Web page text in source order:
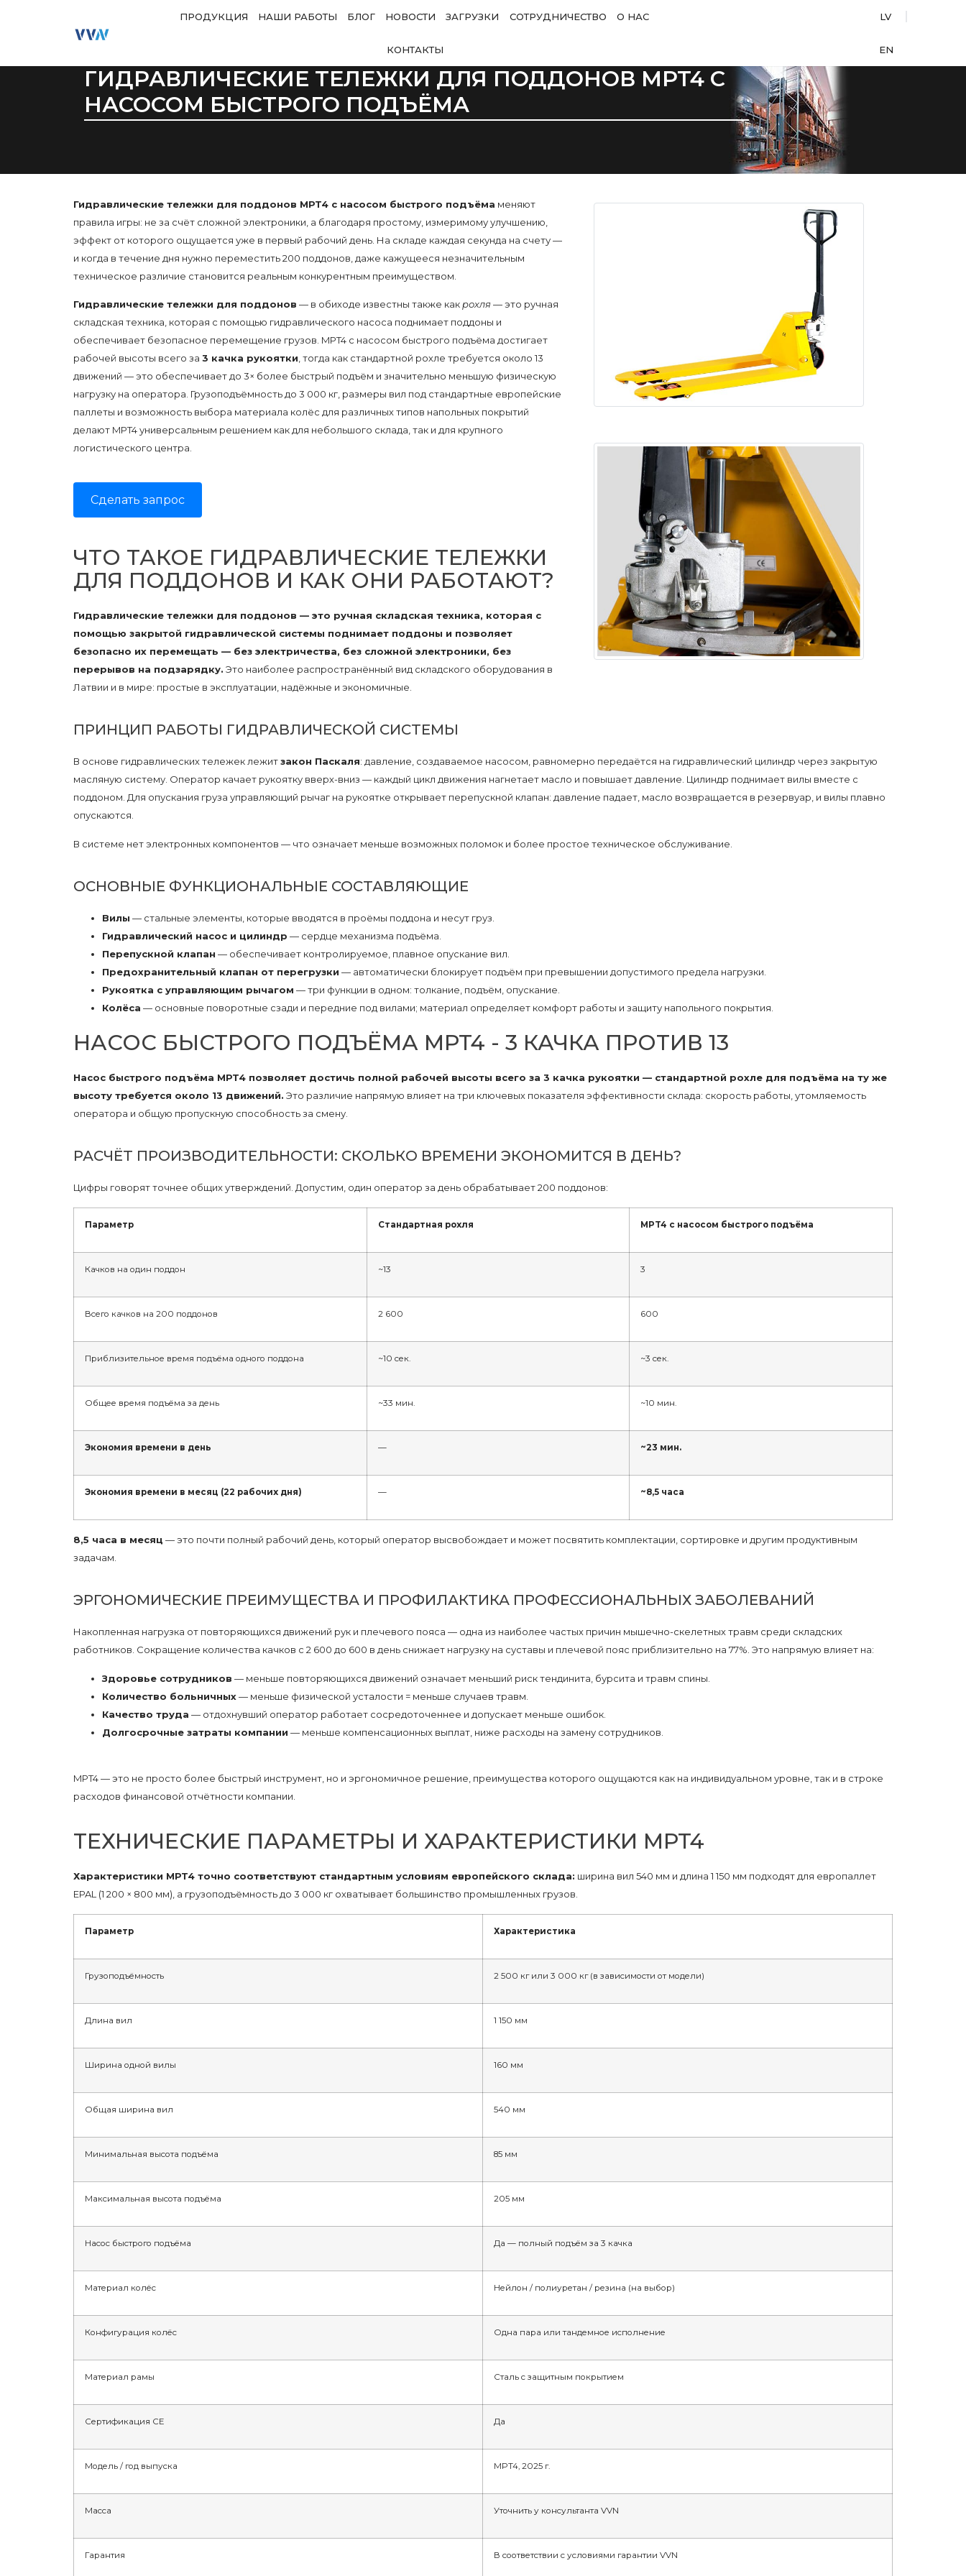
ПРОДУКЦИЯ НАШИ РАБОТЫ БЛОГ НОВОСТИ ЗАГРУЗКИ СОТРУДНИЧЕСТВО О НАС
КОНТАКТЫ
LV
EN
ГИДРАВЛИЧЕСКИЕ ТЕЛЕЖКИ ДЛЯ ПОДДОНОВ MPT4 С
НАСОСОМ БЫСТРОГО ПОДЪЁМА
Гидравлические тележки для поддонов MPT4 с насосом быстрого подъёма меняют
правила игры: не за счёт сложной электроники, а благодаря простому, измеримому улучшению,
эффект от которого ощущается уже в первый рабочий день. На складе каждая секунда на счету —
и когда в течение дня нужно переместить 200 поддонов, даже кажущееся незначительным
техническое различие становится реальным конкурентным преимуществом.
Гидравлические тележки для поддонов — в обиходе известны также какрохля— это ручная
складская техника, которая с помощью гидравлического насоса поднимает поддоны и
обеспечивает безопасное перемещение грузов. MPT4 с насосом быстрого подъёма достигает
рабочей высоты всего за 3 качка рукоятки, тогда как стандартной рохле требуется около 13
движений — это обеспечивает до 3× более быстрый подъём и значительно меньшую физическую
нагрузку на оператора. Грузоподъёмность до 3 000 кг, размеры вил под стандартные европейские
паллеты и возможность выбора материала колёс для различных типов напольных покрытий
делают MPT4 универсальным решением как для небольшого склада, так и для крупного
логистического центра.
Сделать запрос
ЧТО ТАКОЕ ГИДРАВЛИЧЕСКИЕ ТЕЛЕЖКИ
ДЛЯ ПОДДОНОВ И КАК ОНИ РАБОТАЮТ?
Гидравлические тележки для поддонов — это ручная складская техника, которая с
помощью закрытой гидравлической системы поднимает поддоны и позволяет
безопасно их перемещать — без электричества, без сложной электроники, без
перерывов на подзарядку. Это наиболее распространённый вид складского оборудования в
Латвии и в мире: простые в эксплуатации, надёжные и экономичные.
ПРИНЦИП РАБОТЫ ГИДРАВЛИЧЕСКОЙ СИСТЕМЫ
В основе гидравлических тележек лежитзакон Паскаля: давление, создаваемое насосом, равномерно передаётся на гидравлический цилиндр через закрытую
масляную систему. Оператор качает рукоятку вверх-вниз — каждый цикл движения нагнетает масло и повышает давление. Цилиндр поднимает вилы вместе с
поддоном. Для опускания груза управляющий рычаг на рукоятке открывает перепускной клапан: давление падает, масло возвращается в резервуар, и вилы плавно
опускаются.
В системе нет электронных компонентов — что означает меньше возможных поломок и более простое техническое обслуживание.
ОСНОВНЫЕ ФУНКЦИОНАЛЬНЫЕ СОСТАВЛЯЮЩИЕ
Вилы — стальные элементы, которые вводятся в проёмы поддона и несут груз.
Гидравлический насос и цилиндр — сердце механизма подъёма.
Перепускной клапан — обеспечивает контролируемое, плавное опускание вил.
Предохранительный клапан от перегрузки — автоматически блокирует подъём при превышении допустимого предела нагрузки.
Рукоятка с управляющим рычагом — три функции в одном: толкание, подъём, опускание.
Колёса — основные поворотные сзади и передние под вилами; материал определяет комфорт работы и защиту напольного покрытия.
НАСОС БЫСТРОГО ПОДЪЁМА MPT4 - 3 КАЧКА ПРОТИВ 13
Насос быстрого подъёма MPT4 позволяет достичь полной рабочей высоты всего за 3 качка рукоятки — стандартной рохле для подъёма на ту же
высоту требуется около 13 движений. Это различие напрямую влияет на три ключевых показателя эффективности склада: скорость работы, утомляемость
оператора и общую пропускную способность за смену.
РАСЧЁТ ПРОИЗВОДИТЕЛЬНОСТИ: СКОЛЬКО ВРЕМЕНИ ЭКОНОМИТСЯ В ДЕНЬ?
Цифры говорят точнее общих утверждений. Допустим, один оператор за день обрабатывает 200 поддонов:
Параметр Стандартная рохля MPT4 с насосом быстрого подъёма
Качков на один поддон ~13 3
Всего качков на 200 поддонов 2 600 600
Приблизительное время подъёма одного поддона ~10 сек. ~3 сек.
Общее время подъёма за день ~33 мин. ~10 мин.
Экономия времени в день — ~23 мин.
Экономия времени в месяц (22 рабочих дня) — ~8,5 часа
8,5 часа в месяц — это почти полный рабочий день, который оператор высвобождает и может посвятить комплектации, сортировке и другим продуктивным
задачам.
ЭРГОНОМИЧЕСКИЕ ПРЕИМУЩЕСТВА И ПРОФИЛАКТИКА ПРОФЕССИОНАЛЬНЫХ ЗАБОЛЕВАНИЙ
Накопленная нагрузка от повторяющихся движений рук и плечевого пояса — одна из наиболее частых причин мышечно-скелетных травм среди складских
работников. Сокращение количества качков с 2 600 до 600 в день снижает нагрузку на суставы и плечевой пояс приблизительно на 77%. Это напрямую влияет на:
Здоровье сотрудников — меньше повторяющихся движений означает меньший риск тендинита, бурсита и травм спины.
Количество больничных— меньше физической усталости = меньше случаев травм.
Качество труда — отдохнувший оператор работает сосредоточеннее и допускает меньше ошибок.
Долгосрочные затраты компании — меньше компенсационных выплат, ниже расходы на замену сотрудников.
MPT4 — это не просто более быстрый инструмент, но и эргономичное решение, преимущества которого ощущаются как на индивидуальном уровне, так и в строке
расходов финансовой отчётности компании.
ТЕХНИЧЕСКИЕ ПАРАМЕТРЫ И ХАРАКТЕРИСТИКИ MPT4
Характеристики MPT4 точно соответствуют стандартным условиям европейского склада: ширина вил 540 мм и длина 1 150 мм подходят для европаллет
EPAL (1 200 × 800 мм), а грузоподъёмность до 3 000 кг охватывает большинство промышленных грузов.
Параметр Характеристика
Грузоподъёмность 2 500 кг или 3 000 кг (в зависимости от модели)
Длина вил 1 150 мм
Ширина одной вилы 160 мм
Общая ширина вил 540 мм
Минимальная высота подъёма 85 мм
Максимальная высота подъёма 205 мм
Насос быстрого подъёма Да — полный подъём за 3 качка
Материал колёс Нейлон / полиуретан / резина (на выбор)
Конфигурация колёс Одна пара или тандемное исполнение
Материал рамы Сталь с защитным покрытием
Сертификация CE Да
Модель / год выпуска MPT4, 2025 г.
Масса Уточнить у консультанта VVN
Гарантия В соответствии с условиями гарантии VVN